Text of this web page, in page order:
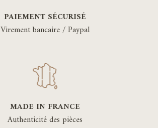
PAIEMENT SÉCURISÉ
Virement bancaire / Paypal
MADE IN FRANCE
Authenticité des pièces